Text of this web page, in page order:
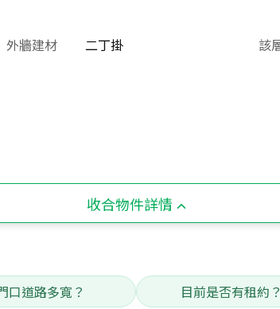
外牆建材 二丁掛 該
收合物件詳情
口道路多寬？ 目前是否有租約？